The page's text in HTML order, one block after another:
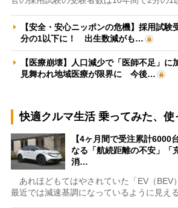
【安全・安心ニッポンの危機】採用試験
分の1以下に！ 出生数減がも…
【医療崩壊】人口減少で「医師不足」に
見舞われ地域医療が限界に 今後…
快適クルマ生活 乗ってみた、使
【4ヶ月間で受注累計6000
なる「航続距離の不安」「
消…
あれほどもてはやされていた「EV（BEV
最近では減速基調になっているように見え